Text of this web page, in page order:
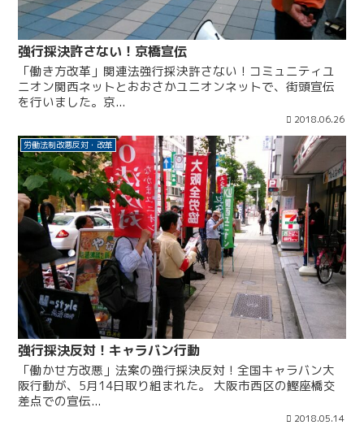
強行採決許さない！京橋宣伝
「働き方改革」関連法強行採決許さない！コミュニティユ
ニオン関西ネットとおおさかユニオンネットで、街頭宣伝
を行いました。京...
2018.06.26
労働法制改悪反対・改革
強行採決反対！キャラバン行動
「働かせ方改悪」法案の強行採決反対！全国キャラバン大
阪行動が、5月14日取り組まれた。 大阪市西区の鰹座橋交
差点での宣伝...
2018.05.14